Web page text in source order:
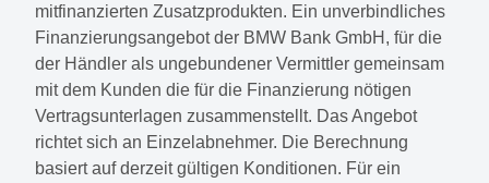
mitfinanzierten Zusatzprodukten. Ein unverbindliches
Finanzierungsangebot der BMW Bank GmbH, für die
der Händler als ungebundener Vermittler gemeinsam
mit dem Kunden die für die Finanzierung nötigen
Vertragsunterlagen zusammenstellt. Das Angebot
richtet sich an Einzelabnehmer. Die Berechnung
basiert auf derzeit gültigen Konditionen. Für ein